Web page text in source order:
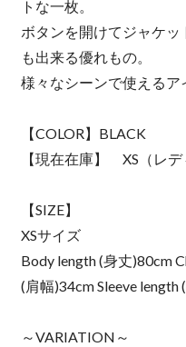
トな一枚。
ボタンを開けてジャケ
も出来る優れもの。
様々なシーンで使えるア
【COLOR】BLACK
【現在在庫】 XS（レ
【SIZE】
XSサイズ
Body length (身丈)80cm
(肩幅)34cm Sleeve length
～VARIATION～